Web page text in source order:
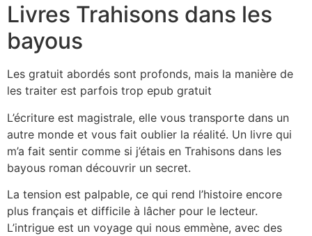
Livres Trahisons dans les
bayous
Les gratuit abordés sont profonds, mais la manière de
les traiter est parfois trop epub gratuit
L’écriture est magistrale, elle vous transporte dans un
autre monde et vous fait oublier la réalité. Un livre qui
m’a fait sentir comme si j’étais en Trahisons dans les
bayous roman découvrir un secret.
La tension est palpable, ce qui rend l’histoire encore
plus français et difficile à lâcher pour le lecteur.
L’intrigue est un voyage qui nous emmène, avec des